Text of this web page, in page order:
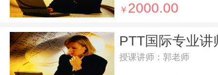
￥ 2000.00
PTT国际专业讲
授课讲师：郭老师